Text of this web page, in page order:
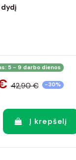
5 - 9 darbo dienos
42,90 € -30%
Į krepšelį